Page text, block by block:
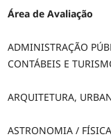
Área de Avaliação
ADMINISTRAÇÃO
CONTÁBEIS E
ARQUITETURA,
ASTRONOMIA / FÍSICA